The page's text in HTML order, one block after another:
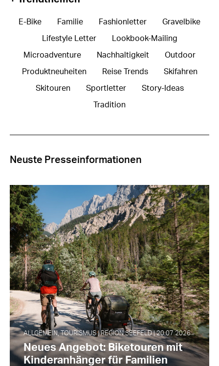
E-Bike Familie Fashionletter Gravelbike
Lifestyle Letter Lookbook-Mailing
Microadventure Nachhaltigkeit Outdoor
Produktneuheiten Reise Trends Skifahren
Skitouren Sportletter Story-Ideas
Tradition
Neuste Presseinformationen
ALLGEMEIN, TOURISMUS | REGION SEEFELD | 20.07.2026
Neues Angebot: Biketouren mit
Kinderanhänger für Familien